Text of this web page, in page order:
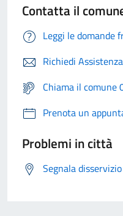
Contatta il
Leggi le domande
Richiedi Assistenza
Chiama il comune
Prenota un
Problemi in città
Segnala disservizio